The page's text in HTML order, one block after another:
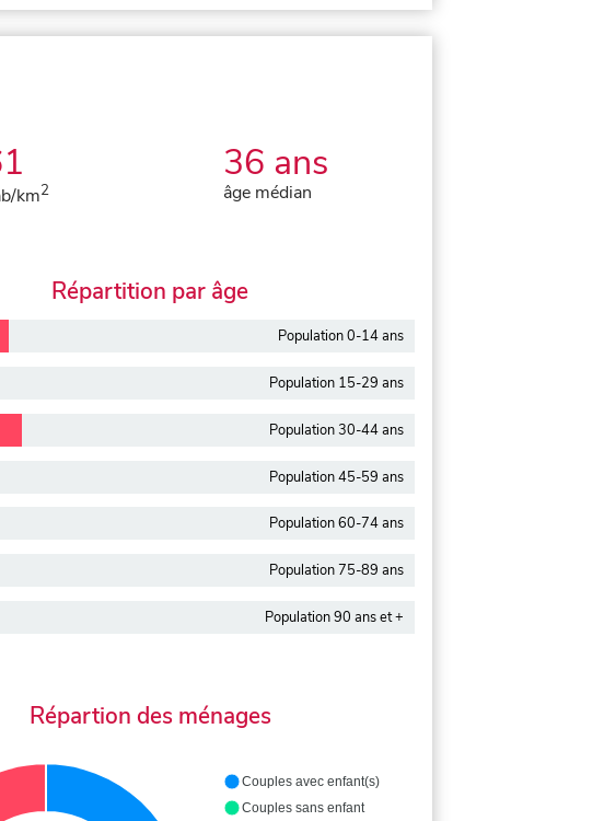
km2
36 ans
âge médian
Répartition par âge
Population 0-14 ans
Population 15-29 ans
Population 30-44 ans
Population 45-59 ans
Population 60-74 ans
Population 75-89 ans
Population 90 ans et +
Répartion des ménages
Couples avec enfant(s)
Couples sans enfant